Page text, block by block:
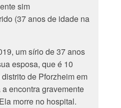
sim
(37 anos de idade na
um sírio de 37 anos
esposa, que é 10
de Pforzheim em
encontra gravemente
morre no hospital.